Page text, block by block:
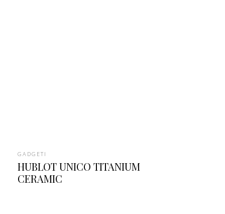
GADGETI
HUBLOT UNICO TITANIUM
CERAMIC